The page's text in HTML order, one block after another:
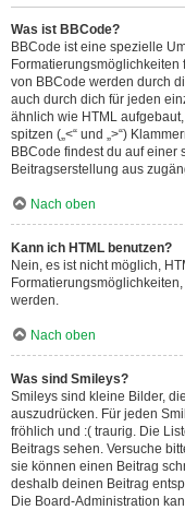
Was ist BBCode?
BBCode ist eine spezielle
Formatierungsmöglichkeiten
von BBCode werden durch
auch durch dich für jeden
ähnlich wie HTML aufgebaut,
spitzen („<“ und „>“)
BBCode findest du auf einer
Beitragserstellung aus
Nach oben
Kann ich HTML benutzen?
Nein, es ist nicht möglich,
werden.
Nach oben
Was sind Smileys?
Smileys sind kleine Bilder,
auszudrücken. Für jeden
fröhlich und :( traurig. Die
Beitrags sehen. Versuche
sie können einen Beitrag
deshalb deinen Beitrag
Die Board-Administration